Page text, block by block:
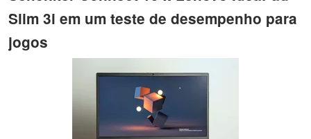
Slim 3i em um teste de desempenho para
jogos